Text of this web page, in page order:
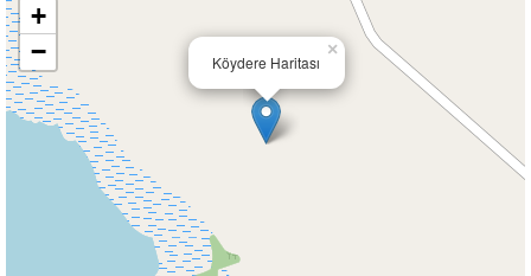
Köydere Haritası
×
+
−